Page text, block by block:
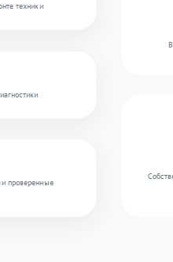
техники
проверенные